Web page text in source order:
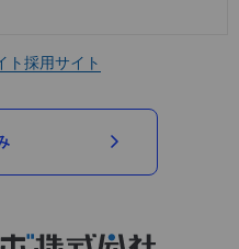
ト採用サイト